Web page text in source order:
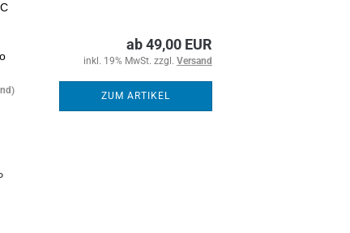
ab 49,00 EUR
inkl. 19% MwSt. zzgl. Versand
ZUM ARTIKEL